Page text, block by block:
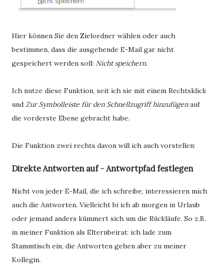
Hier können Sie den Zielordner wählen oder auch
bestimmen, dass die ausgehende E-Mail gar nicht
gespeichert werden soll: Nicht speichern.
Ich nutze diese Funktion, seit ich sie mit einem Rechtsklick
und Zur Symbolleiste für den Schnellzugriff hinzufügenauf
die vorderste Ebene gebracht habe.
Die Funktion zwei rechts davon will ich auch vorstellen:
Direkte Antworten auf - Antwortpfad festlegen
Nicht von jeder E-Mail, die ich schreibe, interessieren mich
auch die Antworten. Vielleicht bi ich ab morgen in Urlaub
oder jemand anders kümmert sich um die Rückläufe. So z.B.
in meiner Funktion als Elternbeirat: ich lade zum
Stammtisch ein, die Antworten gehen aber zu meiner
Kollegin.